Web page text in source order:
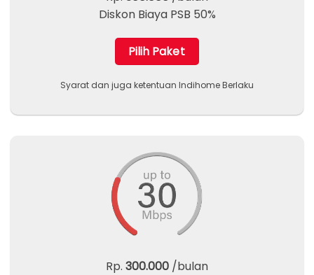
Diskon Biaya PSB 50%
Pilih Paket
Syarat dan juga ketentuan Indihome Berlaku
Rp. 300.000 /bulan